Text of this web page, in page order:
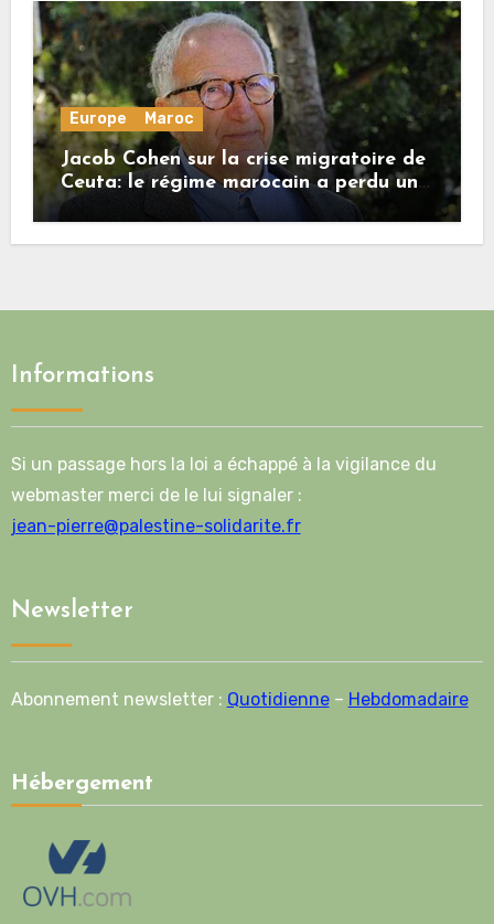
Europe Maroc
Jacob Cohen sur la crise migratoire de
Ceuta: le régime marocain a perdu une
bonne part de sa crédibilité vis-à-vis
de l’Union européenne
Informations
Si un passage hors la loi a échappé à la vigilance du
webmaster merci de le lui signaler :
jean-pierre@palestine-solidarite.fr
Newsletter
Abonnement newsletter : Quotidienne– Hebdomadaire
Hébergement